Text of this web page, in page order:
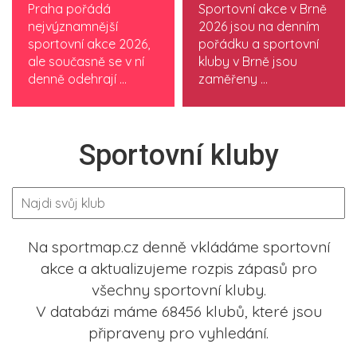
Praha pořádá
nejvýznamnější
sportovní akce 2026,
ale současně se v ní
denně odehrají ...
Sportovní akce v Brně
2026 jsou na denním
pořádku a sportovní
kluby v Brně jsou
zaměřeny ...
Sportovní kluby
Na sportmap.cz denně vkládáme sportovní
akce a aktualizujeme rozpis zápasů pro
všechny sportovní kluby.
V databázi máme 68456 klubů, které jsou
připraveny pro vyhledání.